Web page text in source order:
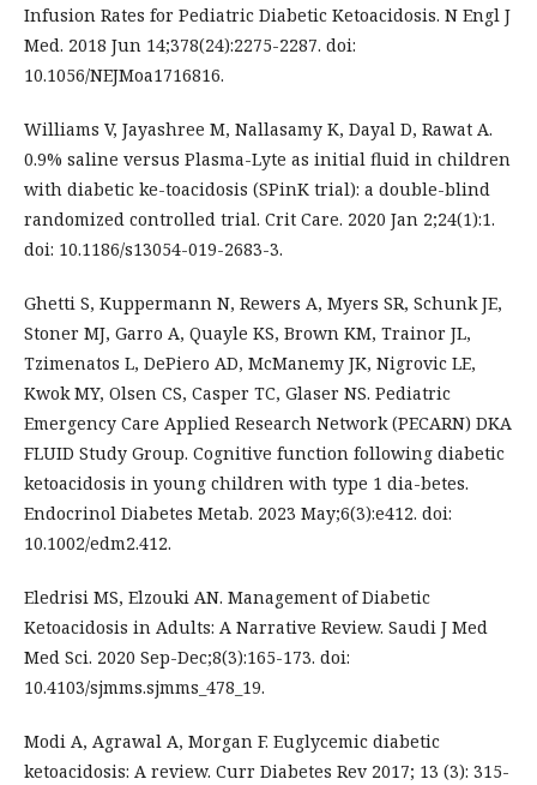
Infusion Rates for Pediatric Diabetic Ketoacidosis. N Engl J
Med. 2018 Jun 14;378(24):2275-2287. doi:
10.1056/NEJMoa1716816.
Williams V, Jayashree M, Nallasamy K, Dayal D, Rawat A.
0.9% saline versus Plasma-Lyte as initial fluid in children
with diabetic ke-toacidosis (SPinK trial): a double-blind
randomized controlled trial. Crit Care. 2020 Jan 2;24(1):1.
doi: 10.1186/s13054-019-2683-3.
Ghetti S, Kuppermann N, Rewers A, Myers SR, Schunk JE,
Stoner MJ, Garro A, Quayle KS, Brown KM, Trainor JL,
Tzimenatos L, DePiero AD, McManemy JK, Nigrovic LE,
Kwok MY, Olsen CS, Casper TC, Glaser NS. Pediatric
Emergency Care Applied Research Network (PECARN) DKA
FLUID Study Group. Cognitive function following diabetic
ketoacidosis in young children with type 1 dia-betes.
Endocrinol Diabetes Metab. 2023 May;6(3):e412. doi:
10.1002/edm2.412.
Eledrisi MS, Elzouki AN. Management of Diabetic
Ketoacidosis in Adults: A Narrative Review. Saudi J Med
Med Sci. 2020 Sep-Dec;8(3):165-173. doi:
10.4103/sjmms.sjmms_478_19.
Modi A, Agrawal A, Morgan F. Euglycemic diabetic
ketoacidosis: A review. Curr Diabetes Rev 2017; 13 (3): 315-